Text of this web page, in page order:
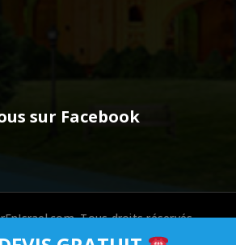
sur Facebook
Tous droits réservés